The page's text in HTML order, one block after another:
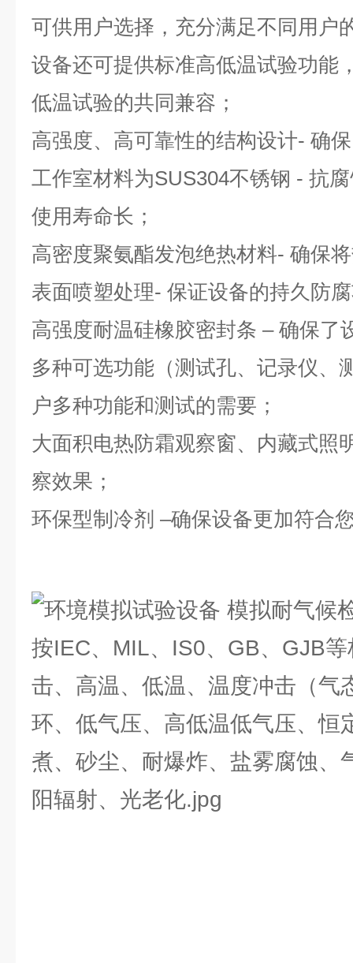
可供用户选择，充分满足不同用户
设备还可提供标准高低温试验功能
低温试验的共同兼容；
高强度、高可靠性的结构设计- 确
工作室材料为SUS304不锈钢 - 抗
使用寿命长；
高密度聚氨酯发泡绝热材料- 确保
表面喷塑处理- 保证设备的持久防
高强度耐温硅橡胶密封条 – 确保了
多种可选功能（测试孔、记录仪、
户多种功能和测试的需要；
大面积电热防霜观察窗、内藏式照
察效果；
环保型制冷剂 –确保设备更加符合